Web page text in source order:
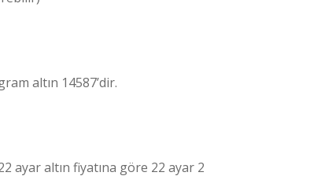
altın 14587’dir.
ayar altın fiyatına göre 22 ayar 2